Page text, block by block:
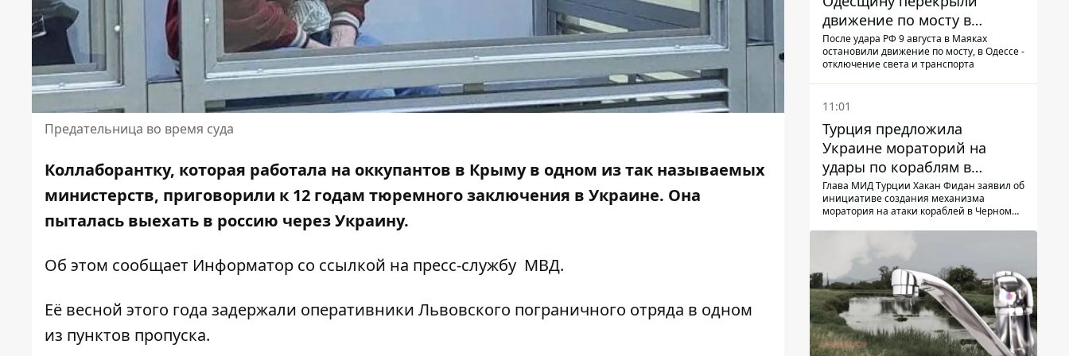
Предательница во время суда
Коллаборантку, которая работала на оккупантов в Крыму в одном из так называемых
министерств, приговорили к 12 годам тюремного заключения в Украине. Она
пыталась выехать в россию через Украину.
Об этом сообщает Информатор со ссылкой на пресс-службу МВД.
Её весной этого года задержали оперативники Львовского пограничного отряда в одном
из пунктов пропуска.
движение по мосту в
Маяках - подробности от
ГНСУ
После удара РФ 9 августа в Маяках
остановили движение по мосту, в Одессе -
отключение света и транспорта
11:01
Турция предложила
Украине мораторий на
удары по кораблям в
Черном море
Глава МИД Турции Хакан Фидан заявил об
инициативе создания механизма
моратория на атаки кораблей в Черном